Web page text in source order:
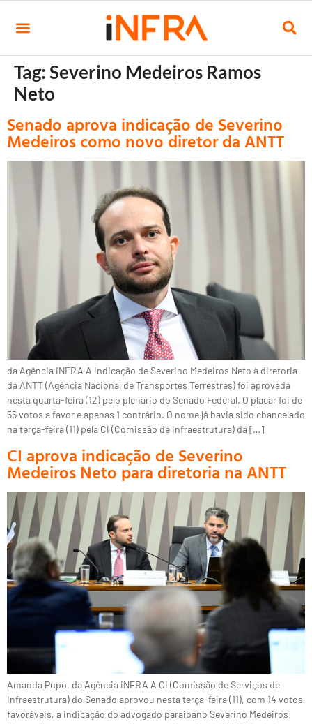
Tag:Severino Medeiros Ramos
Neto
Senado aprova indicação de Severino
Medeiros como novo diretor da ANTT
da Agência iNFRA A indicação de Severino Medeiros Neto à diretoria
da ANTT (Agência Nacional de Transportes Terrestres) foi aprovada
nesta quarta-feira (12) pelo plenário do Senado Federal. O placar foi de
55 votos a favor e apenas 1 contrário. O nome já havia sido chancelado
na terça-feira (11) pela CI (Comissão de Infraestrutura) da […]
CI aprova indicação de Severino
Medeiros Neto para diretoria na ANTT
Amanda Pupo, da Agência iNFRA A CI (Comissão de Serviços de
Infraestrutura) do Senado aprovou nesta terça-feira (11), com 14 votos
favoráveis, a indicação do advogado paraibano Severino Medeiros